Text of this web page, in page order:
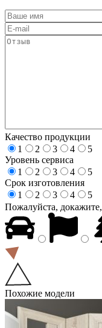
Качество продукции
1
2 3 4
5
Уровень сервиса
1
2 3 4
5
Срок изготовления
1
2 3 4
5
Пожалуйста,
Похожие модели